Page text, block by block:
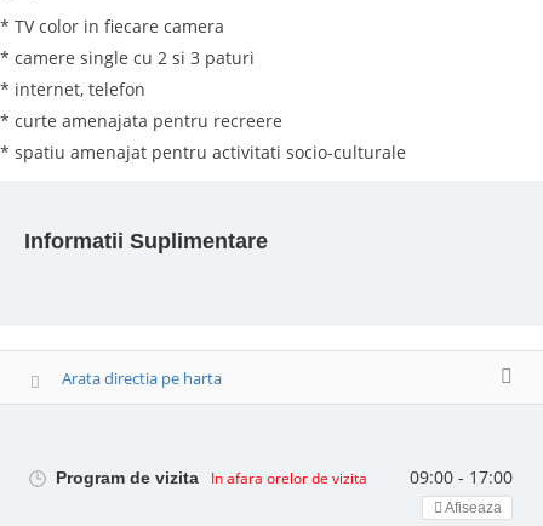
* TV color in fiecare camera
* camere single cu 2 si 3 paturi
* internet, telefon
* curte amenajata pentru recreere
* spatiu amenajat pentru activitati socio-culturale
Informatii Suplimentare
Arata directia pe harta
Program de vizita In afara orelor de vizita 09:00 - 17:00
Afiseaza